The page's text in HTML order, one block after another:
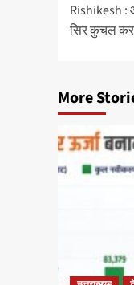
Rishikesh :
सिर कुचल कर
More